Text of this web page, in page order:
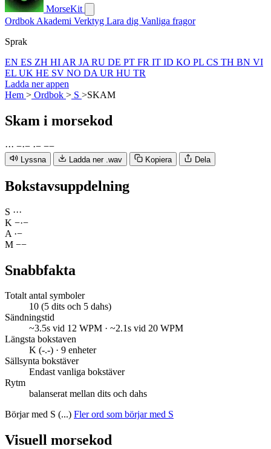
MorseKit
Ordbok Akademi Verktyg Lara dig Vanliga fragor
Sprak
EN ES ZH HI AR JA RU DE PT FR IT ID KO PL CS TH BN VI
EL UK HE SV NO DA UR HU TR
Ladda ner appen
Hem > Ordbok > S >SKAM
Skam i morsekod
··· −·− ·− −−
Lyssna Ladda ner .wav Kopiera Dela
Bokstavsuppdelning
S ···
K −·−
A ·−
M −−
Snabbfakta
Totalt antal symboler
10 (5 dits och 5 dahs)
Sändningstid
~3.5s vid 12 WPM · ~2.1s vid 20 WPM
Längsta bokstaven
K (-.-) · 9 enheter
Sällsynta bokstäver
Endast vanliga bokstäver
Rytm
balanserat mellan dits och dahs
Börjar med S (...) Fler ord som börjar med S
Visuell morsekod